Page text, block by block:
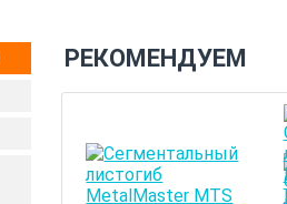
РЕКОМЕНДУЕМ